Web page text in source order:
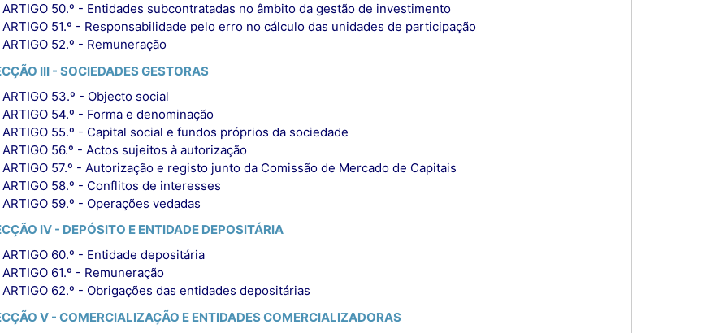
ARTIGO 50.º - Entidades subcontratadas no âmbito da gestão de investimento
ARTIGO 51.º - Responsabilidade pelo erro no cálculo das unidades de participação
ARTIGO 52.º - Remuneração
III - SOCIEDADES GESTORAS
ARTIGO 53.º - Objecto social
ARTIGO 54.º - Forma e denominação
ARTIGO 55.º - Capital social e fundos próprios da sociedade
ARTIGO 56.º - Actos sujeitos à autorização
ARTIGO 57.º - Autorização e registo junto da Comissão de Mercado de Capitais
ARTIGO 58.º - Conflitos de interesses
ARTIGO 59.º - Operações vedadas
IV - DEPÓSITO E ENTIDADE DEPOSITÁRIA
ARTIGO 60.º - Entidade depositária
ARTIGO 61.º - Remuneração
ARTIGO 62.º - Obrigações das entidades depositárias
V - COMERCIALIZAÇÃO E ENTIDADES COMERCIALIZADORAS